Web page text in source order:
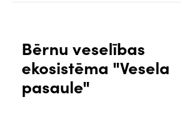
Bērnu veselības
ekosistēma "Vesela
pasaule"
PACIENTA PORTĀLS